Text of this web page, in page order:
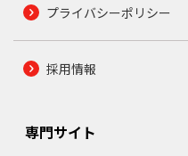
プライバシーポリシー
採用情報
専門サイト